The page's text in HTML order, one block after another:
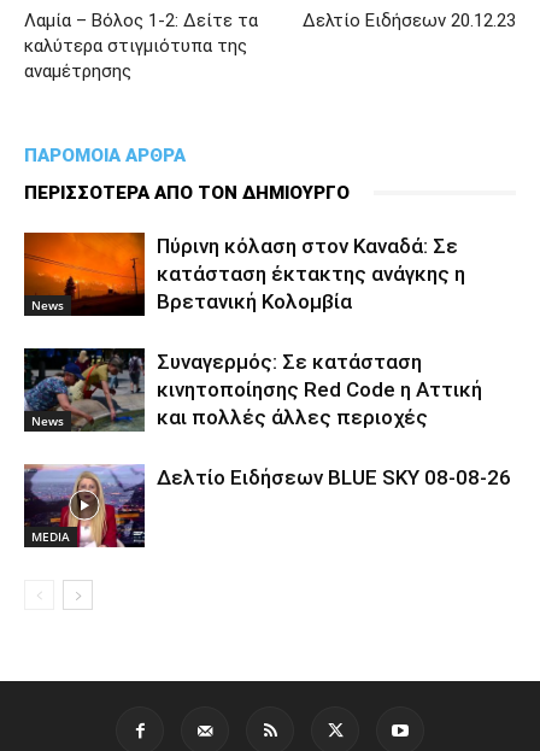
Λαμία – Βόλος 1-2: Δείτε τα
καλύτερα στιγμιότυπα της
αναμέτρησης
Δελτίο Ειδήσεων 20.12.23
ΠΑΡΟΜΟΙΑ ΑΡΘΡΑ
ΠΕΡΙΣΣΟΤΕΡΑ ΑΠΟ ΤΟΝ ΔΗΜΙΟΥΡΓΟ
News
Πύρινη κόλαση στον Καναδά: Σε
κατάσταση έκτακτης ανάγκης η
Βρετανική Κολομβία
News
Συναγερμός: Σε κατάσταση
κινητοποίησης Red Code η Αττική
και πολλές άλλες περιοχές
MEDIA
Δελτίο Ειδήσεων BLUE SKY 08-08-26